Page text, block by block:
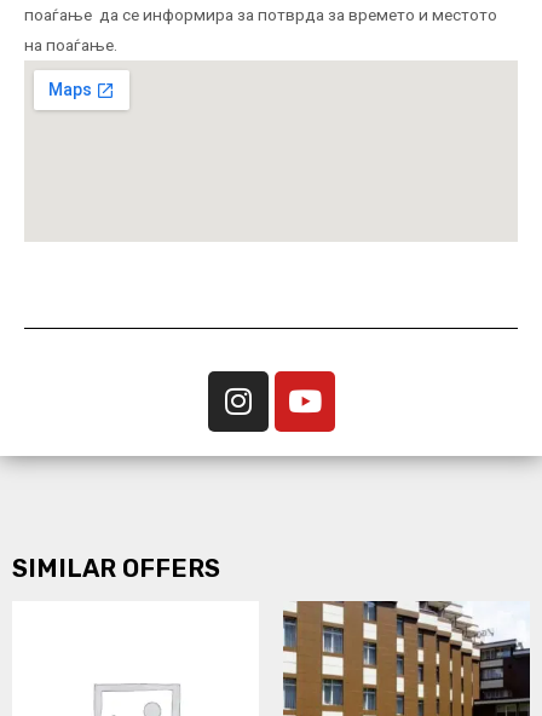
поаѓање да се информира за потврда за времето и местото
на поаѓање.
SIMILAR OFFERS